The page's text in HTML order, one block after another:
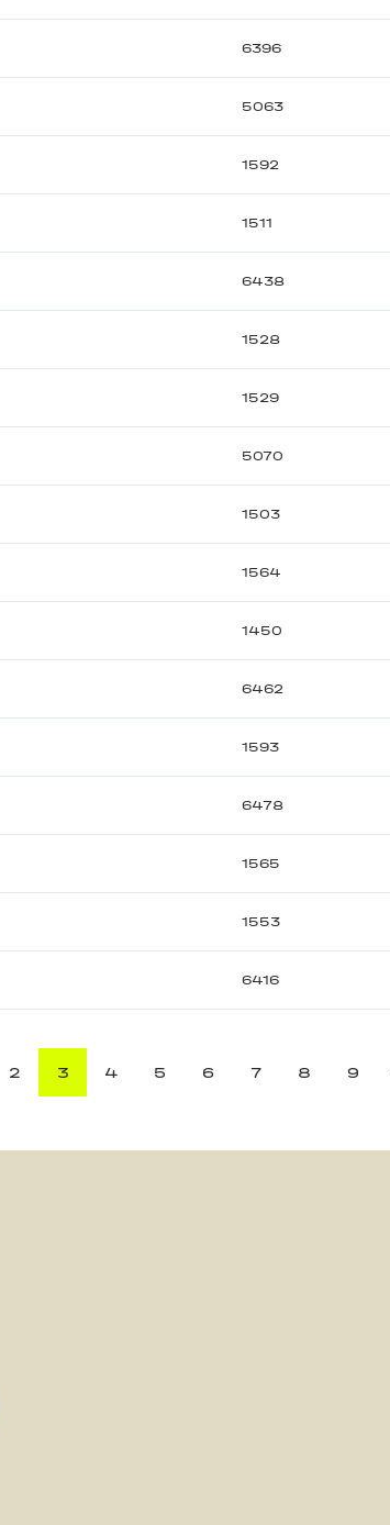
6396
5063
1592
1511
6438
1528
1529
5070
1503
1564
1450
6462
1593
6478
1565
1553
6416
2 3 4 5 6 7 8 9